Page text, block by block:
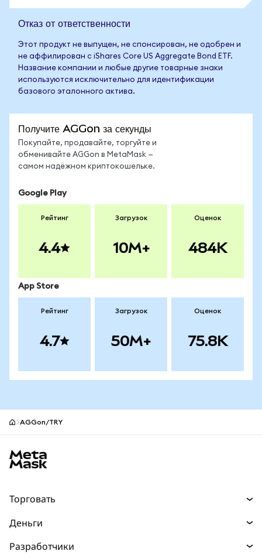
Отказ от ответственности
Этот продукт не выпущен, не спонсирован, не одобрен и
не аффилирован с iShares Core US Aggregate Bond ETF.
Название компании и любые другие товарные знаки
используются исключительно для идентификации
базового эталонного актива.
Получите AGGon за секунды
Покупайте, продавайте, торгуйте и
обменивайте AGGon в MetaMask —
самом надёжном криптокошельке.
Google Play
Рейтинг
4.4
Загрузок
10M+
Оценок
484K
App Store
Рейтинг
4.7
Загрузок
50M+
Оценок
75.8K
AGGon/TRY
Торговать
Прогнозы
Деньги
Разработчики